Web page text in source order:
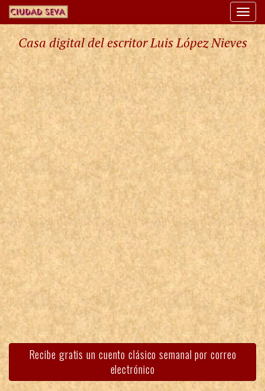
Casa digital del escritor Luis López Nieves
Recibe gratis un cuento clásico semanal por correo
electrónico